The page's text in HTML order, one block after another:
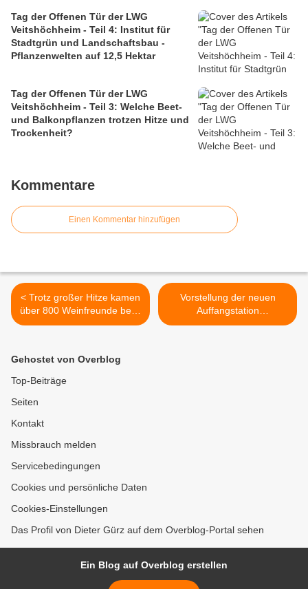
Tag der Offenen Tür der LWG
Veitshöchheim - Teil 4: Institut für
Stadtgrün und Landschaftsbau -
Pflanzenwelten auf 12,5 Hektar
Tag der Offenen Tür der LWG
Veitshöchheim - Teil 3: Welche Beet-
und Balkonpflanzen trotzen Hitze und
Trockenheit?
Kommentare
Einen Kommentar hinzufügen
< Trotz großer Hitze kamen
über 800 Weinfreunde beim
ersten kulinarischen
Sonnenschein auf ihre
Vorstellung der neuen
Auffangstation
Veitshöchheim des Vereins
Gehostet von Overblog
Top-Beiträge
Seiten
Kontakt
Missbrauch melden
Servicebedingungen
Cookies und persönliche Daten
Cookies-Einstellungen
Das Profil von Dieter Gürz auf dem Overblog-Portal sehen
Ein Blog auf Overblog erstellen